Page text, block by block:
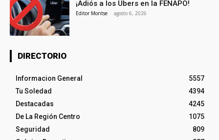
¡Adiós a los Ubers en la FENAPO!
Editor Montse - agosto 6, 2026
DIRECTORIO
Informacion General
5557
Tu Soledad
4394
Destacadas
4245
De La Región Centro
1075
Seguridad
809